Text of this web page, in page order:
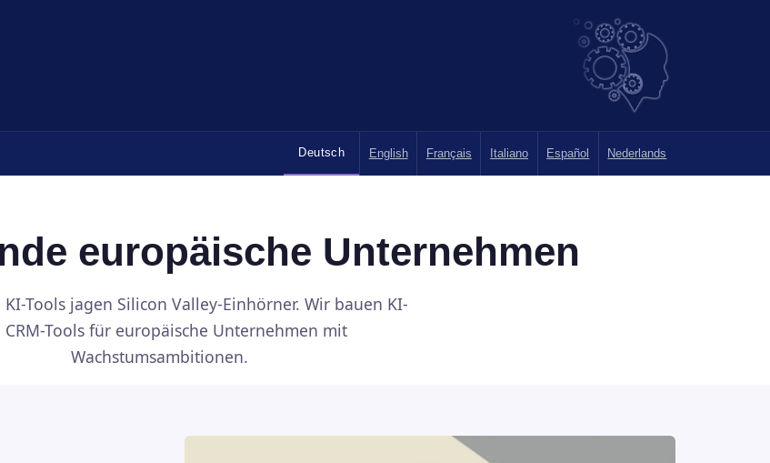
Deutsch English Français Italiano Español Nederlands
europäische Unternehmen
Tools jagen Silicon Valley-Einhörner. Wir bauen KI-
CRM-Tools für europäische Unternehmen mit
Wachstumsambitionen.